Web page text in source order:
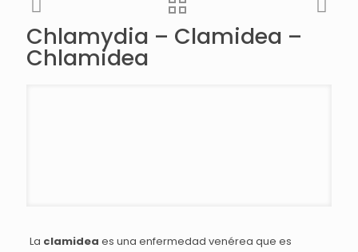
Chlamydia – Clamidea –
Chlamidea
La clamidea es una enfermedad venérea que es